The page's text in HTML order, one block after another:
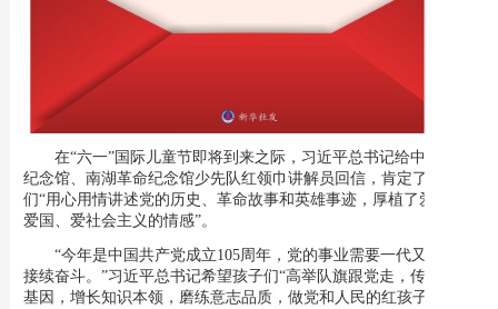
在“六一”国际儿童节即将到来之际，习近平总书记给中共一大
纪念馆、南湖革命纪念馆少先队红领巾讲解员回信，肯定了他
们“用心用情讲述党的历史、革命故事和英雄事迹，厚植了爱党、
爱国、爱社会主义的情感”。
“今年是中国共产党成立105周年，党的事业需要一代又一代人
接续奋斗。”习近平总书记希望孩子们“高举队旗跟党走，传承红色
基因，增长知识本领，磨练意志品质，做党和人民的红孩子，在新